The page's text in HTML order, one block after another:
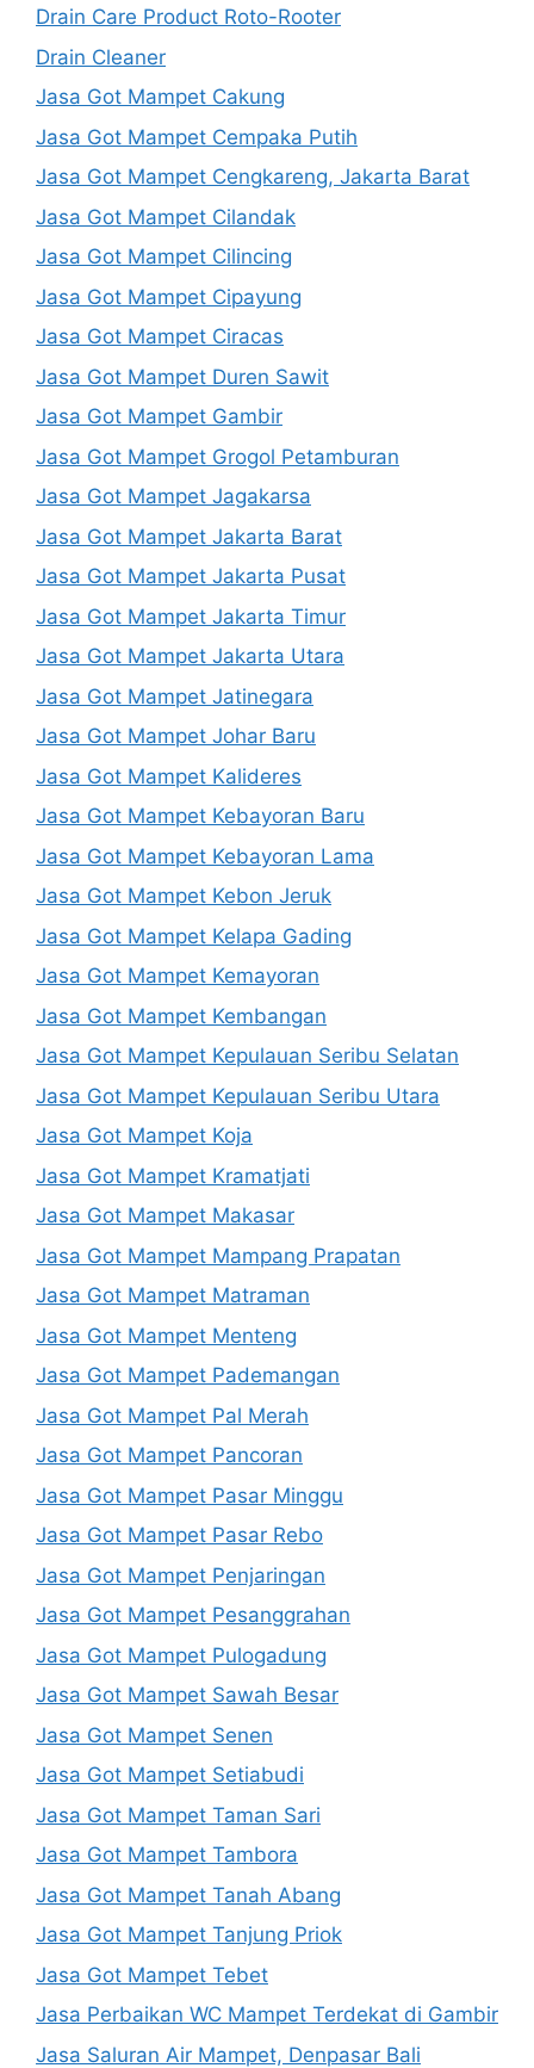
Drain Care Product Roto-Rooter
Drain Cleaner
Jasa Got Mampet Cakung
Jasa Got Mampet Cempaka Putih
Jasa Got Mampet Cengkareng, Jakarta Barat
Jasa Got Mampet Cilandak
Jasa Got Mampet Cilincing
Jasa Got Mampet Cipayung
Jasa Got Mampet Ciracas
Jasa Got Mampet Duren Sawit
Jasa Got Mampet Gambir
Jasa Got Mampet Grogol Petamburan
Jasa Got Mampet Jagakarsa
Jasa Got Mampet Jakarta Barat
Jasa Got Mampet Jakarta Pusat
Jasa Got Mampet Jakarta Timur
Jasa Got Mampet Jakarta Utara
Jasa Got Mampet Jatinegara
Jasa Got Mampet Johar Baru
Jasa Got Mampet Kalideres
Jasa Got Mampet Kebayoran Baru
Jasa Got Mampet Kebayoran Lama
Jasa Got Mampet Kebon Jeruk
Jasa Got Mampet Kelapa Gading
Jasa Got Mampet Kemayoran
Jasa Got Mampet Kembangan
Jasa Got Mampet Kepulauan Seribu Selatan
Jasa Got Mampet Kepulauan Seribu Utara
Jasa Got Mampet Koja
Jasa Got Mampet Kramatjati
Jasa Got Mampet Makasar
Jasa Got Mampet Mampang Prapatan
Jasa Got Mampet Matraman
Jasa Got Mampet Menteng
Jasa Got Mampet Pademangan
Jasa Got Mampet Pal Merah
Jasa Got Mampet Pancoran
Jasa Got Mampet Pasar Minggu
Jasa Got Mampet Pasar Rebo
Jasa Got Mampet Penjaringan
Jasa Got Mampet Pesanggrahan
Jasa Got Mampet Pulogadung
Jasa Got Mampet Sawah Besar
Jasa Got Mampet Senen
Jasa Got Mampet Setiabudi
Jasa Got Mampet Taman Sari
Jasa Got Mampet Tambora
Jasa Got Mampet Tanah Abang
Jasa Got Mampet Tanjung Priok
Jasa Got Mampet Tebet
Jasa Perbaikan WC Mampet Terdekat di Gambir
Jasa Saluran Air Mampet, Denpasar Bali